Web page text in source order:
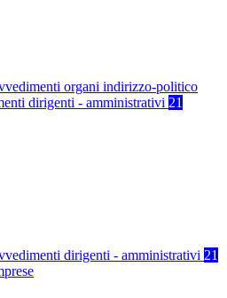
organi indirizzo-politico
dirigenti - amministrativi 21
dirigenti - amministrativi 21